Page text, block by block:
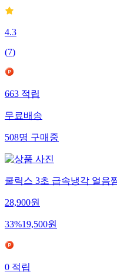
4.3
(7)
663적립
무료배송
508명구매중
쿨릭스 3초 급속냉각 얼음
28,900원
33%19,500원
0적립